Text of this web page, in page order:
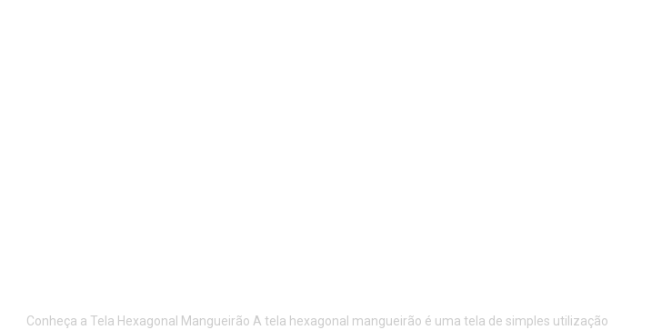
Conheça a Tela Hexagonal Mangueirão A tela hexagonal mangueirão é uma tela de simples utilização